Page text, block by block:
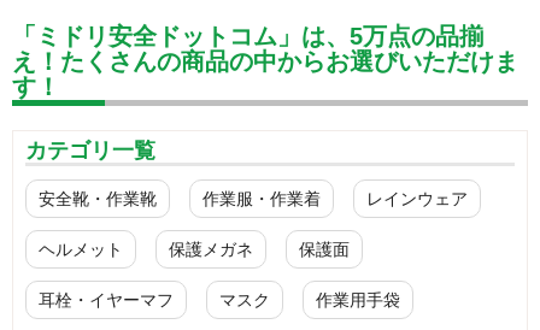
「ミドリ安全ドットコム」は、5万点の品揃
え！たくさんの商品の中からお選びいただけま
す！
カテゴリ一覧
安全靴・作業靴 作業服・作業着 レインウェア
ヘルメット 保護メガネ 保護面
耳栓・イヤーマフ マスク 作業用手袋